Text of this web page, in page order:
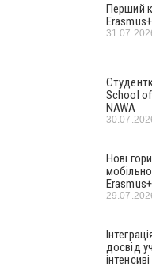
Перший
School
NAWA
Нові
Erasmus+
досвід